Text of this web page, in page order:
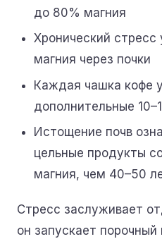
до 80% магния
Хронический стресс
магния через почки
Каждая чашка кофе
дополнительные
Истощение почв
цельные продукты
магния, чем 40–50
Стресс заслуживает
он запускает порочный